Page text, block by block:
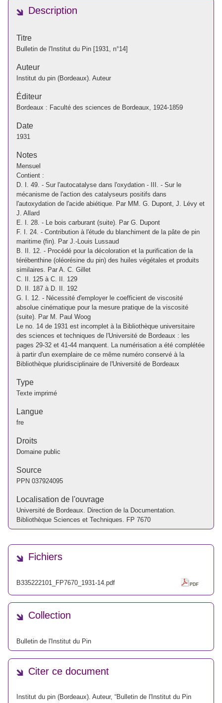
Description
Titre
Bulletin de l'Institut du Pin [1931, n°14]
Auteur
Institut du pin (Bordeaux). Auteur
Éditeur
Bordeaux : Faculté des sciences de Bordeaux, 1924-1859
Date
1931
Notes
Mensuel
Contient :
D. I. 49. - Sur l'autocatalyse dans l'oxydation - III. - Sur le
mécanisme de l'action des catalyseurs positifs dans
l'autoxydation de l'acide abiétique. Par MM. G. Dupont, J. Lévy et
J. Allard
E. I. 28. - Le bois carburant (suite). Par G. Dupont
F. I. 24. - Contribution à l'étude du blanchiment de la pâte de pin
maritime (fin). Par J.-Louis Lussaud
B. II. 12. - Procédé pour la décoloration et la purification de la
térébenthine (oléorésine du pin) des huiles végétales et produits
similaires. Par A. C. Gillet
C. II. 125 à C. II. 129
D. II. 187 à D. II. 192
G. I. 12. - Nécessité d'employer le coefficient de viscosité
absolue cinématique pour la mesure pratique de la viscosité
(suite). Par M. Paul Woog
Le no. 14 de 1931 est incomplet à la Bibliothèque universitaire
des sciences et techniques de l'Université de Bordeaux : les
pages 29-32 et 41-44 manquent. La numérisation a été complétée
à partir d'un exemplaire de ce même numéro conservé à la
Bibliothèque pluridisciplinaire de l'Université de Bordeaux
Type
Texte imprimé
Langue
fre
Droits
Domaine public
Source
PPN 037924095
Localisation de l'ouvrage
Université de Bordeaux. Direction de la Documentation.
Bibliothèque Sciences et Techniques. FP 7670
Fichiers
B335222101_FP7670_1931-14.pdf
Collection
Bulletin de l'Institut du Pin
Citer ce document
Institut du pin (Bordeaux). Auteur, “Bulletin de l'Institut du Pin